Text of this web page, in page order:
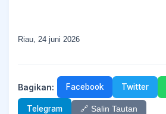
Riau, 24 juni 2026
Bagikan: Facebook Twitter
Telegram 🔗 Salin Tautan